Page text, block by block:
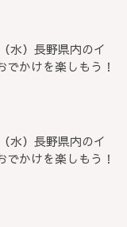
水）長野県内のイ
かけを楽しもう！
水）長野県内のイ
かけを楽しもう！